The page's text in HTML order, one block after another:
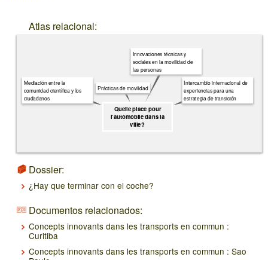
Atlas relacional:
Quelle place pour
l’automobile dans la
ville ?
Intercambio internacional de
experiencias para una
estrategia de transición
Innovaciones técnicas y
sociales en la movilidad de
las personas
Prácticas de movilidad
Mediación entre la
comunidad científica y los
ciudadanos
Dossier:
¿Hay que terminar con el coche?
Documentos relacionados:
Concepts innovants dans les transports en commun :
Curitiba
Concepts innovants dans les transports en commun : Sao